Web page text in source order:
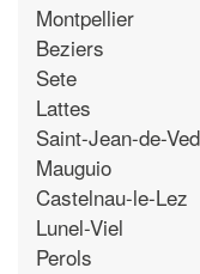
Montpellier
Beziers
Sete
Lattes
Saint-Jean-de-
Mauguio
Castelnau-le-Lez
Lunel-Viel
Perols